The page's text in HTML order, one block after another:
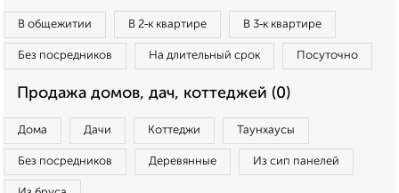
В общежитии В 2‑к квартире В 3‑к квартире
Без посредников На длительный срок Посуточно
Продажа домов, дач, коттеджей (0)
Дома Дачи Коттеджи Таунхаусы
Без посредников Деревянные Из сип панелей